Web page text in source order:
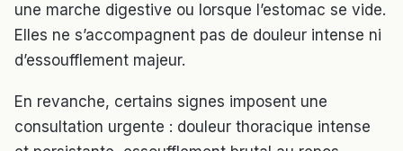
une marche digestive ou lorsque l’estomac se vide.
Elles ne s’accompagnent pas de douleur intense ni
d’essoufflement majeur.
En revanche, certains signes imposent une
consultation urgente : douleur thoracique intense